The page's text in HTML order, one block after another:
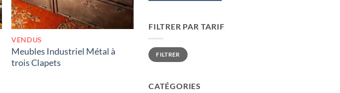
VENDUS
Meubles Industriel Métal à
trois Clapets
FILTRER PAR TARIF
Prix
min
Prix
maxFILTRER
CATÉGORIES